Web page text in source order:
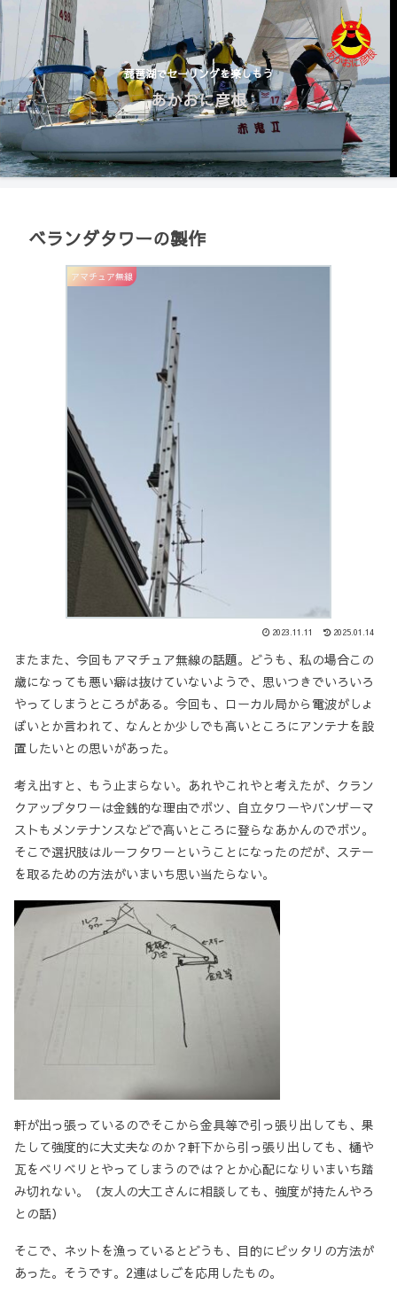
琵琶湖でセーリングを楽しもう
あかおに彦根
ベランダタワーの製作
アマチュア無線
2023.11.11 2025.01.14
またまた、今回もアマチュア無線の話題。どうも、私の場合この
歳になっても悪い癖は抜けていないようで、思いつきでいろいろ
やってしまうところがある。今回も、ローカル局から電波がしょ
ぼいとか言われて、なんとか少しでも高いところにアンテナを設
置したいとの思いがあった。
考え出すと、もう止まらない。あれやこれやと考えたが、クラン
クアップタワーは金銭的な理由でボツ、自立タワーやパンザーマ
ストもメンテナンスなどで高いところに登らなあかんのでボツ。
そこで選択肢はルーフタワーということになったのだが、ステー
を取るための方法がいまいち思い当たらない。
軒が出っ張っているのでそこから金具等で引っ張り出しても、果
たして強度的に大丈夫なのか？軒下から引っ張り出しても、樋や
瓦をベリベリとやってしまうのでは？とか心配になりいまいち踏
み切れない。（友人の大工さんに相談しても、強度が持たんやろ
との話）
そこで、ネットを漁っているとどうも、目的にピッタリの方法が
あった。そうです。2連はしごを応用したもの。